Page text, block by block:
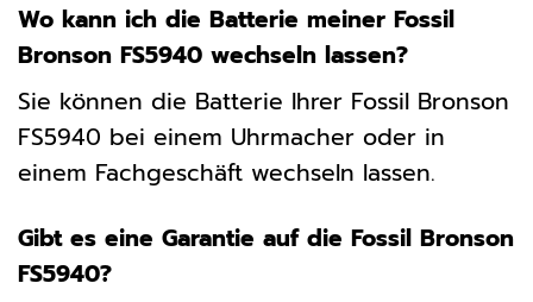
Wo kann ich die Batterie meiner Fossil
Bronson FS5940 wechseln lassen?
Sie können die Batterie Ihrer Fossil Bronson
FS5940 bei einem Uhrmacher oder in
einem Fachgeschäft wechseln lassen.
Gibt es eine Garantie auf die Fossil Bronson
FS5940?